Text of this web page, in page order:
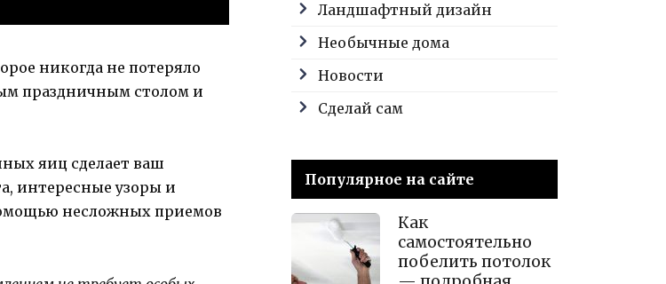
никогда не потеряло
праздничным столом и
яиц сделает ваш
интересные узоры и
несложных приемов
Ландшафтный дизайн
Необычные дома
Новости
Сделай сам
Популярное на сайте
Как
самостоятельно
побелить потолок